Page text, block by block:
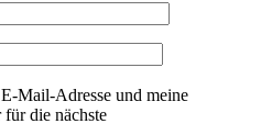
Mail-Adresse und meine
die nächste